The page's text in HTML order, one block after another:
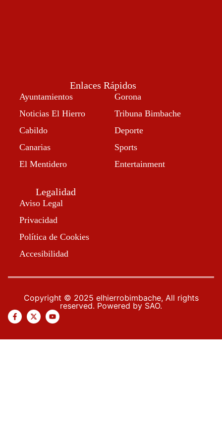
Enlaces Rápidos
Ayuntamientos
Noticias El Hierro
Cabildo
Canarias
El Mentidero
Gorona
Tribuna Bimbache
Deporte
Sports
Entertainment
Legalidad
Aviso Legal
Privacidad
Política de Cookies
Accesibilidad
Copyright © 2025 elhierrobimbache, All rights
reserved. Powered by SAO.